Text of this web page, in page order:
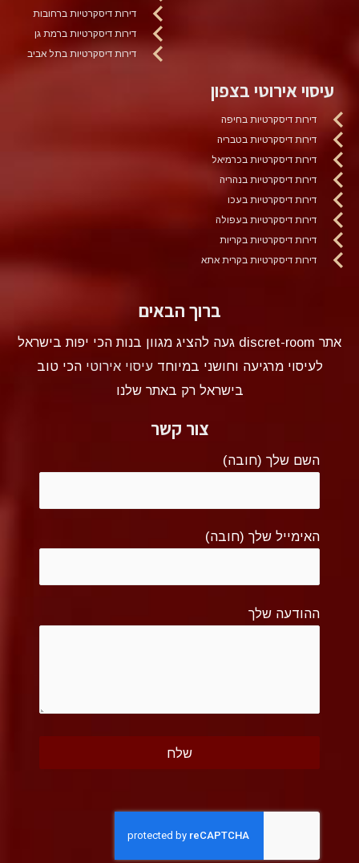
דירות דיסקרטיות ברחובות
דירות דיסקרטיות ברמת גן
דירות דיסקרטיות בתל אביב
עיסוי אירוטי בצפון
דירות דיסקרטיות בחיפה
דירות דיסקרטיות בטבריה
דירות דיסקרטיות בכרמיאל
דירות דיסקרטיות בנהריה
דירות דיסקרטיות בעכו
דירות דיסקרטיות בעפולה
דירות דיסקרטיות בקריות
דירות דיסקרטיות בקרית אתא
ברוך הבאים
אתר discret-room געה להציג מגוון בנות הכי יפות בישראל
לעיסוי מרגיעה וחושני במיוחדעיסוי אירוטי הכי טוב
בישראל רק באתר שלנו
צור קשר
השם שלך (חובה)
האימייל שלך (חובה)
ההודעה שלך